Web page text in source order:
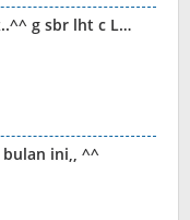
g sbr lht c L…
bulan ini,, ^^